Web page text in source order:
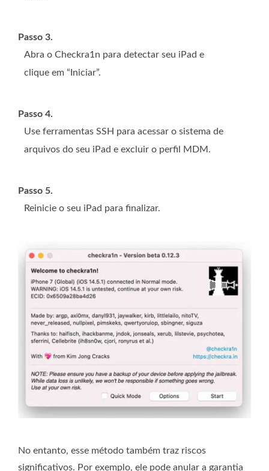
Passo 3.
Abra o Checkra1n para detectar seu iPad e
clique em “Iniciar”.
Passo 4.
Use ferramentas SSH para acessar o sistema de
arquivos do seu iPad e excluir o perfil MDM.
Passo 5.
Reinicie o seu iPad para finalizar.
No entanto, esse método também traz riscos
significativos. Por exemplo, ele pode anular a garantia